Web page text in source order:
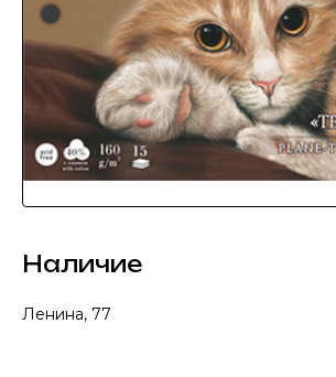
Наличие
Ленина, 77